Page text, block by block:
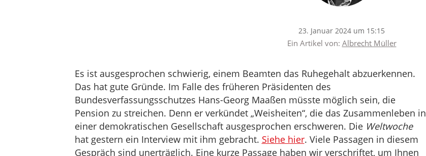
23. Januar 2024 um 15:15
Ein Artikel von: Albrecht Müller
Es ist ausgesprochen schwierig, einem Beamten das Ruhegehalt abzuerkennen.
Das hat gute Gründe. Im Falle des früheren Präsidenten des
Bundesverfassungsschutzes Hans-Georg Maaßen müsste möglich sein, die
Pension zu streichen. Denn er verkündet „Weisheiten“, die das Zusammenleben in
einer demokratischen Gesellschaft ausgesprochen erschweren. Die Weltwoche
hat gestern ein Interview mit ihm gebracht. Siehe hier. Viele Passagen in diesem
Gespräch sind unerträglich. Eine kurze Passage haben wir verschriftet, um Ihnen